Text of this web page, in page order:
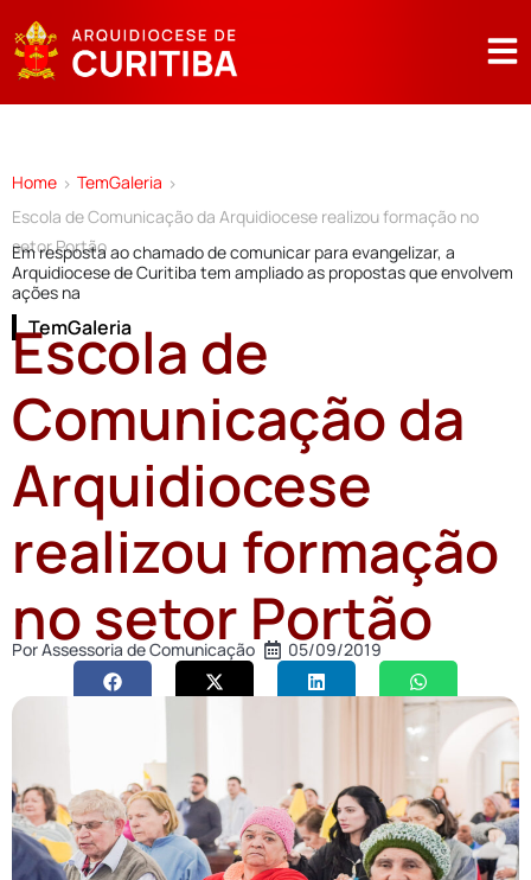
Home > TemGaleria >
Escola de Comunicação da Arquidiocese realizou formação no
setor Portão
Em resposta ao chamado de comunicar para evangelizar, a
Arquidiocese de Curitiba tem ampliado as propostas que envolvem
ações na
TemGaleria
Escola de
Comunicação da
Arquidiocese
realizou formação
no setor Portão
PorAssessoria de Comunicação 05/09/2019